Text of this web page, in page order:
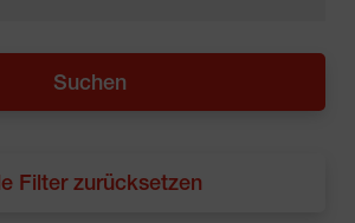
Filter zurücksetzen